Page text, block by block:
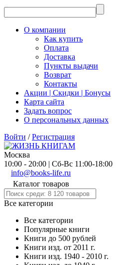
О компании
Как купить
Оплата
Доставка
Пункты выдачи
Возврат
Контакты
Акции | Скидки | Бонусы
Карта сайта
Задать вопрос
О персональных данных
Войти /Регистрация
Москва
10:00 - 20:00 | Сб-Вс 11:00-18:00
info@books-life.ru
Каталог товаров
Все категории
Все категории
Популярные книги
Книги до 500 рублей
Книги изд. от 2011 г.
Книги изд. 1940 - 2010 г.